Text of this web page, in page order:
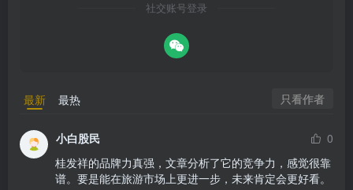
社交账号登录
最新 最热 只看作者
小白股民
0
桂发祥的品牌力真强，文章分析了它的竞争力，感觉很靠
谱。要是能在旅游市场上更进一步，未来肯定会更好看。